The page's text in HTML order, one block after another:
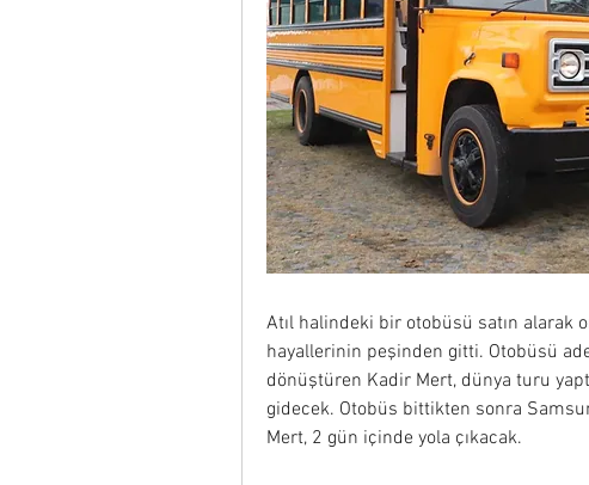
Atıl halindeki bir otobüsü satın alarak
hayallerinin peşinden gitti. Otobüsü
dönüştüren Kadir Mert, dünya turu
gidecek. Otobüs bittikten sonra
Mert, 2 gün içinde yola çıkacak.